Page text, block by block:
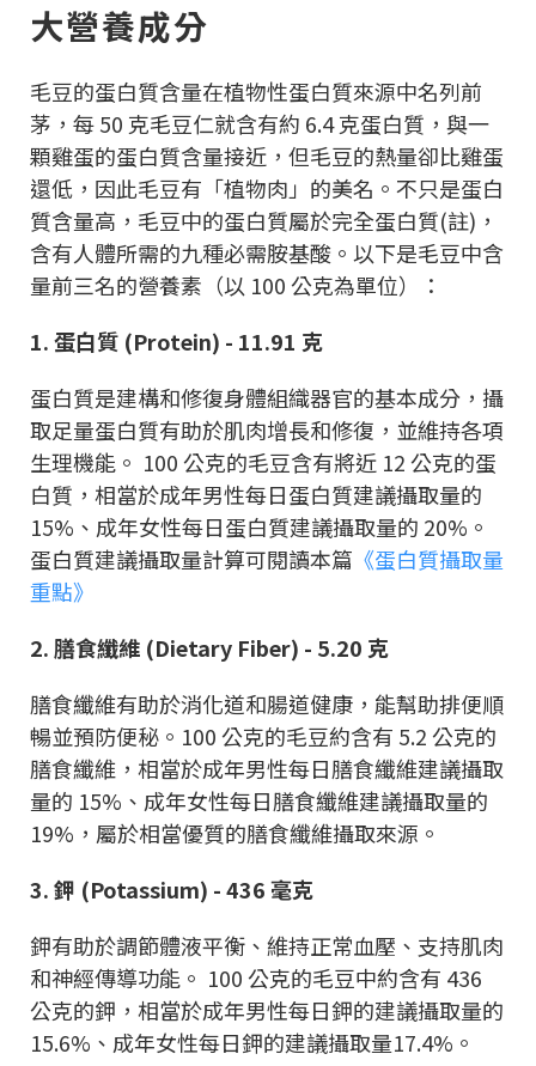
大營養成分
毛豆的蛋白質含量在植物性蛋白質來源中名列前
茅，每 50 克毛豆仁就含有約 6.4 克蛋白質，與一
顆雞蛋的蛋白質含量接近，但毛豆的熱量卻比雞蛋
還低，因此毛豆有「植物肉」的美名。不只是蛋白
質含量高，毛豆中的蛋白質屬於完全蛋白質(註)，
含有人體所需的九種必需胺基酸。以下是毛豆中含
量前三名的營養素（以 100 公克為單位）：
1. 蛋白質 (Protein) - 11.91 克
蛋白質是建構和修復身體組織器官的基本成分，攝
取足量蛋白質有助於肌肉增長和修復，並維持各項
生理機能。 100 公克的毛豆含有將近 12 公克的蛋
白質，相當於成年男性每日蛋白質建議攝取量的
15%、成年女性每日蛋白質建議攝取量的 20%。
蛋白質建議攝取量計算可閱讀本篇 《蛋白質攝取量
重點》
2. 膳食纖維 (Dietary Fiber) - 5.20 克
膳食纖維有助於消化道和腸道健康，能幫助排便順
暢並預防便秘。100 公克的毛豆約含有 5.2 公克的
膳食纖維，相當於成年男性每日膳食纖維建議攝取
量的 15%、成年女性每日膳食纖維建議攝取量的
19%，屬於相當優質的膳食纖維攝取來源。
3. 鉀 (Potassium) - 436 毫克
鉀有助於調節體液平衡、維持正常血壓、支持肌肉
和神經傳導功能。 100 公克的毛豆中約含有 436
公克的鉀，相當於成年男性每日鉀的建議攝取量的
15.6%、成年女性每日鉀的建議攝取量17.4%。